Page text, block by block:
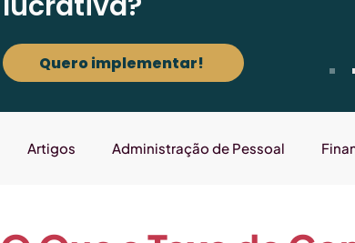
Quero implementar!
Artigos Administração de Pessoal